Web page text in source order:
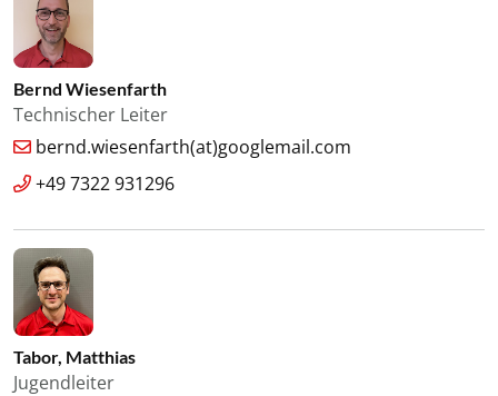
Bernd Wiesenfarth
Technischer Leiter
bernd.wiesenfarth(at)googlemail.com
+49 7322 931296
Tabor, Matthias
Jugendleiter